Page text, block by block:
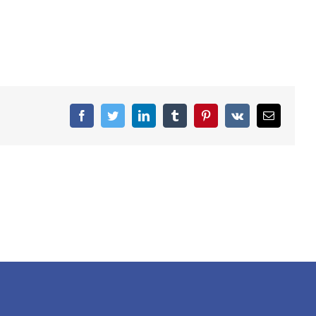
facebooktwitter linkedin tumblr pinterestvk Email